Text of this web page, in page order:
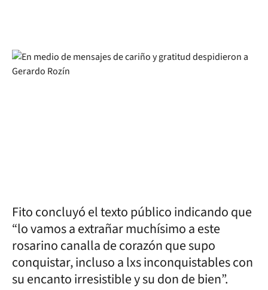
Fito concluyó el texto público indicando que
“lo vamos a extrañar muchísimo a este
rosarino canalla de corazón que supo
conquistar, incluso a lxs inconquistables con
su encanto irresistible y su don de bien”.